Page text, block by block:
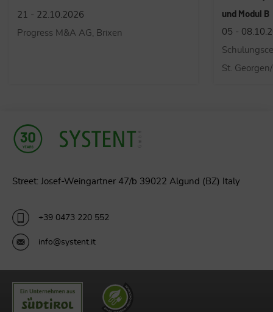
und Modul B
05 - 08.10.2026
09.11.2026
St.
Street: Josef-Weingartner 47/b 39022 Algund (BZ) Italy
+39 0473 220 552
info@systent.it